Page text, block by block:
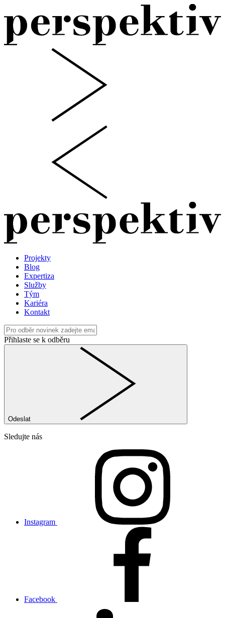
Projekty
Blog
Expertiza
Služby
Tým
Kariéra
Kontakt
Přihlaste se k odběru
Odeslat
Sledujte nás
Instagram
Facebook